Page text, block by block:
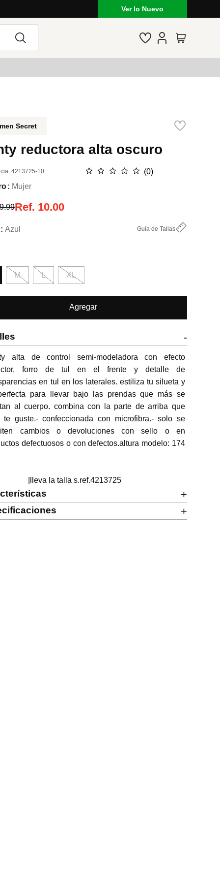
Ver lo Nuevo
Secret
reductora alta oscuro
:4213725-10 ☆ ☆ ☆ ☆ ☆ (0)
Mujer
Ref. 10.00
Guía de Tallas
Azul
L
M XL
Agregar
-
alta de control semi-modeladora con efecto
forro de tul en el frente y detalle de
en tul en los laterales. estiliza tu silueta y
para llevar bajo las prendas que más se
al cuerpo. combina con la parte de arriba que
te guste.- confeccionada con microfibra.- solo se
cambios o devoluciones con sello o en
defectuosos o con defectos.altura modelo: 174
                      |lleva la talla s.ref.4213725
+
+